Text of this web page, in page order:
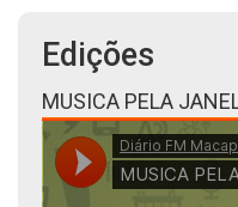
Edições
MUSICA PELA